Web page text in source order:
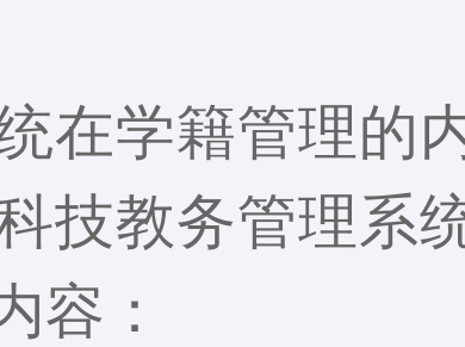
在学籍管理的
技教务管理系
容：